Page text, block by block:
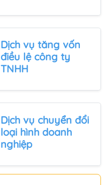
Dịch vụ tăng vốn
điều lệ công ty
TNHH
Dịch vụ chuyển đổi
loại hình doanh
nghiệp